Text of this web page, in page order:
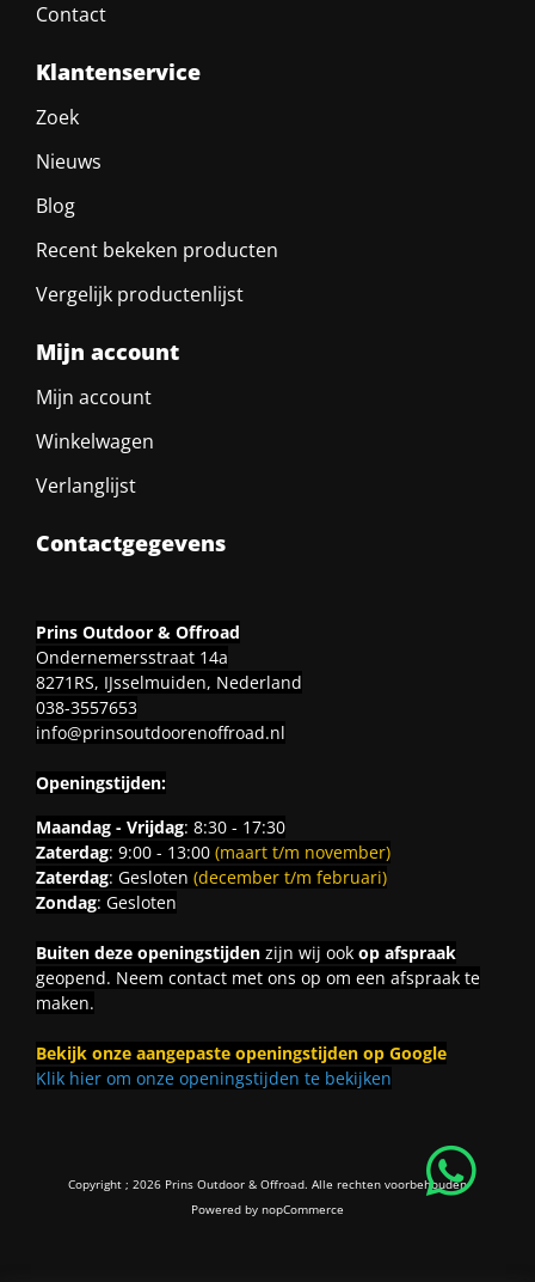
Contact
Klantenservice
Zoek
Nieuws
Blog
Recent bekeken producten
Vergelijk productenlijst
Mijn account
Mijn account
Winkelwagen
Verlanglijst
Contactgegevens
Prins Outdoor & Offroad
Ondernemersstraat 14a
8271RS, IJsselmuiden, Nederland
038-3557653
info@prinsoutdoorenoffroad.nl
Openingstijden:
Maandag - Vrijdag: 8:30 - 17:30
Zaterdag: 9:00 - 13:00 (maart t/m november)
Zaterdag: Gesloten (december t/m februari)
Zondag: Gesloten
Buiten deze openingstijdenzijn wij ook op afspraak
geopend. Neem contact met ons op om een afspraak te
maken.
Bekijk onze aangepaste openingstijden op Google
Klik hier om onze openingstijden te bekijken
Copyright ; 2026 Prins Outdoor & Offroad. Alle rechten voorbehouden
Powered by nopCommerce